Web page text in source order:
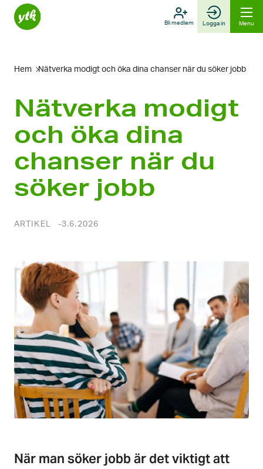
Skip
Bli medlem Logga in Menu
Hem Nätverka modigt och öka dina chanser när du söker jobb
Nätverka modigt
och öka dina
chanser när du
söker jobb
ARTIKEL 3.6.2026
När man söker jobb är det viktigt att